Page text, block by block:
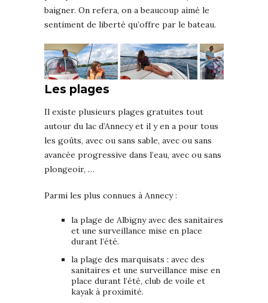
baigner. On refera, on a beaucoup aimé le
sentiment de liberté qu’offre par le bateau.
Les plages
Il existe plusieurs plages gratuites tout
autour du lac d’Annecy et il y en a pour tous
les goûts, avec ou sans sable, avec ou sans
avancée progressive dans l’eau, avec ou sans
plongeoir, …
Parmi les plus connues à Annecy :
la plage de Albigny avec des sanitaires
et une surveillance mise en place
durant l’été.
la plage des marquisats : avec des
sanitaires et une surveillance mise en
place durant l’été, club de voile et
kayak à proximité.